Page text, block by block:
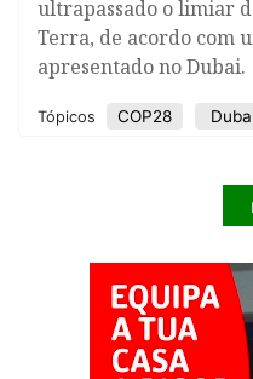
ultrapassado o limiar
Terra, de acordo com
apresentado no Dubai.
Tópicos COP28